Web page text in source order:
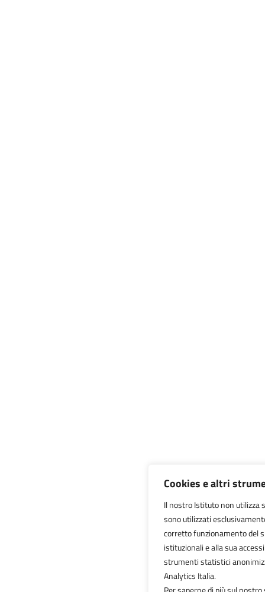
Cookies e altri
Il nostro Istituto non utilizza
sono utilizzati
corretto funzionamento del
istituzionali e alla sua
strumenti statistici
Analytics Italia.